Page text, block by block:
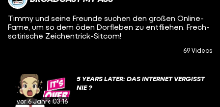
Timmy und seine Freunde suchen den großen Online-
Fame, um so dem öden Dorfleben zu entfliehen. Frech-
satirische Zeichentrick-Sitcom!
69 Videos
vor 6 Jahren03:16
5 YEARS LATER: DAS INTERNET VERGISST
NIE ?